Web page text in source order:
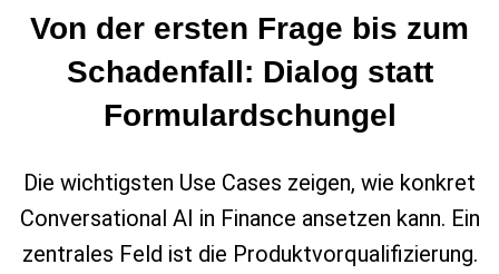
Von der ersten Frage bis zum
Schadenfall: Dialog statt
Formulardschungel
Die wichtigsten Use Cases zeigen, wie konkret
Conversational AI in Finance ansetzen kann. Ein
zentrales Feld ist die Produktvorqualifizierung.